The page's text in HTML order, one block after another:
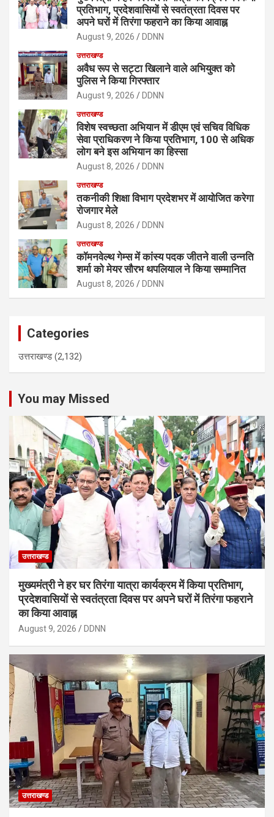
प्रतिभाग, प्रदेशवासियों से स्वतंत्रता दिवस पर
अपने घरों में तिरंगा फहराने का किया आवाह्न
August 9, 2026 DDNN
उत्तराखण्ड
अवैध रूप से सट्टा खिलाने वाले अभियुक्त को
पुलिस ने किया गिरफ्तार
August 9, 2026 DDNN
उत्तराखण्ड
विशेष स्वच्छता अभियान में डीएम एवं सचिव विधिक
सेवा प्राधिकरण ने किया प्रतिभाग, 100 से अधिक
लोग बने इस अभियान का हिस्सा
August 8, 2026 DDNN
उत्तराखण्ड
तकनीकी शिक्षा विभाग प्रदेशभर में आयोजित करेगा
रोजगार मेले
August 8, 2026 DDNN
उत्तराखण्ड
कॉमनवेल्थ गेम्स में कांस्य पदक जीतने वाली उन्नति
शर्मा को मेयर सौरभ थपलियाल ने किया सम्मानित
August 8, 2026 DDNN
Categories
उत्तराखण्ड(2,132)
You may Missed
उत्तराखण्ड
मुख्यमंत्री ने हर घर तिरंगा यात्रा कार्यक्रम में किया प्रतिभाग,
प्रदेशवासियों से स्वतंत्रता दिवस पर अपने घरों में तिरंगा फहराने
का किया आवाह्न
August 9, 2026 DDNN
उत्तराखण्ड